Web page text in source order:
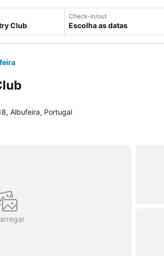
Check-in/out
Escolha as datas
Albufeira, Portugal